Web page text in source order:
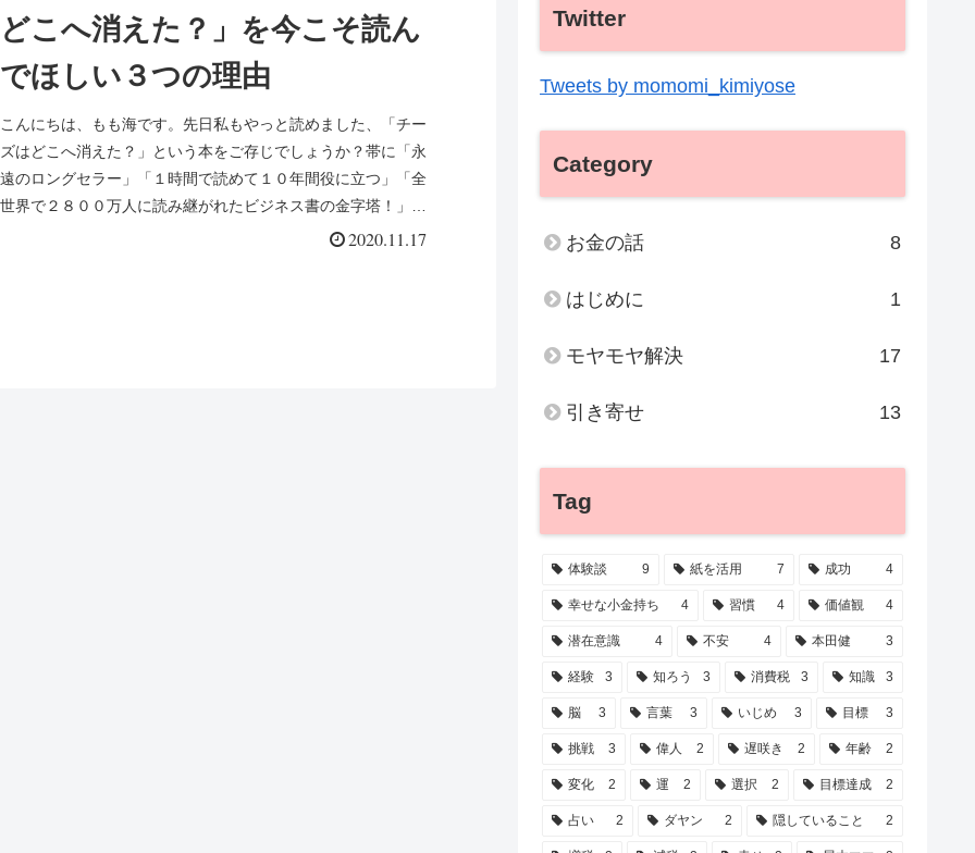
どこへ消えた？」を今こそ読ん
でほしい３つの理由
こんにちは、もも海です。先日私もやっと読めました、「チー
ズはどこへ消えた？」という本をご存じでしょうか？帯に「永
遠のロングセラー」「１時間で読めて１０年間役に立つ」「全
世界で２８００万人に読み継がれたビジネス書の金字塔！」
2020.11.17
Twitter
Tweets by momomi_kimiyose
Category
お金の話 8
はじめに 1
モヤモヤ解決 17
引き寄せ 13
Tag
体験談 9 紙を活用 7 成功 4
幸せな小金持ち 4 習慣 4 価値観 4
潜在意識 4 不安 4 本田健 3
経験 3 知ろう 3 消費税 3 知識 3
脳 3 言葉 3 いじめ 3 目標 3
挑戦 3 偉人 2 遅咲き 2 年齢 2
変化 2 運 2 選択 2 目標達成 2
占い 2 ダヤン 2 隠していること 2